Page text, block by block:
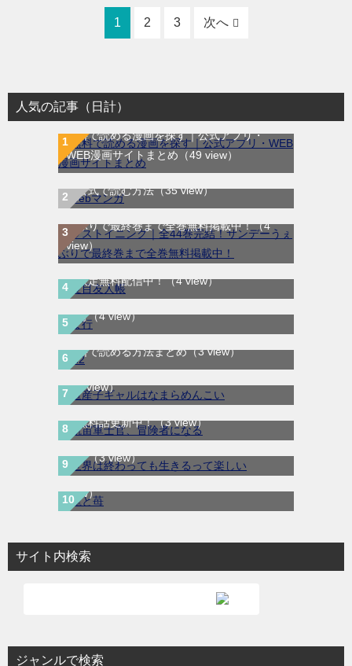
1 2 3 次へ
人気の記事（日計）
無料で読める漫画を探す｜公式アプリ・
WEB漫画サイトまとめ （49 view）
WEB漫画サイト一覧｜ブラウザで無料漫画
を公式で読む方法（35 view）
ラストイニング｜全44巻完結！サンデーう
ぇぶりで最終巻まで全巻無料掲載中！（4
view）
夏目友人帳｜最新刊30巻！マンガParkで期
間限定無料配信中！（4 view）
ま行（4 view）
H2はどこで読める？｜サンデーうぇぶりで
無料で読める方法まとめ（3 view）
道産子ギャルはなまらめんこい｜最新刊第
12巻！少年ジャンプ＋で全話無料配信中！
（3 view）
航宙軍士官、冒険者になる｜最新刊第6巻！
第5巻まで無料で読めるマンガアプリ！※順
次無料話更新中！（3 view）
世界は終わっても生きるって楽しい｜最新刊
第3巻！コミックガルド＋で基本無料連載
中！（3 view）
龍と苺｜最新刊第4巻！全巻無料で読める公
式マンガアプリ＿サンデーうぇぶり（3
view）
サイト内検索
ジャンルで検索